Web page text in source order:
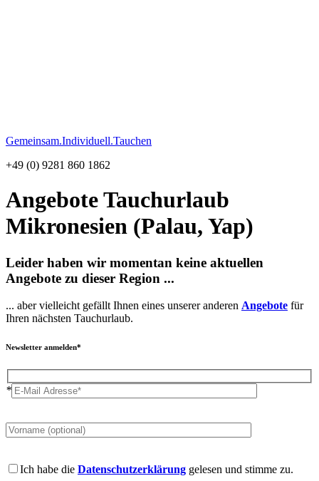
Gemeinsam.Individuell.Tauchen
+49 (0) 9281 860 1862
Angebote Tauchurlaub
Mikronesien (Palau, Yap)
Leider haben wir momentan keine aktuellen
Angebote zu dieser Region ...
... aber vielleicht gefällt Ihnen eines unserer anderen Angebote für
Ihren nächsten Tauchurlaub.
Newsletter anmelden*
*
leave
empty.
leaveIch habe die Datenschutzerklärung gelesen und stimme zu.